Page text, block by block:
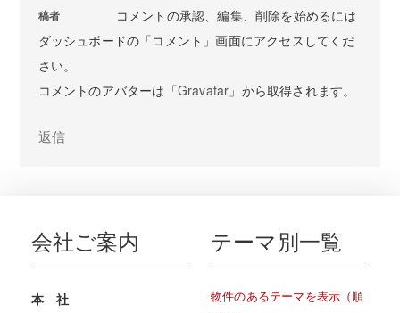
稿者
コメントの承認、編集、削除を始めるには
ダッシュボードの「コメント」画面にアクセスしてくだ
さい。
コメントのアバターは「Gravatar 」から取得されます。
返信
会社ご案内
本 社
テーマ別一覧
物件のあるテーマを表示（順